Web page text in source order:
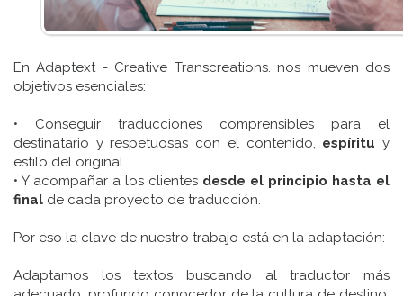
En Adaptext - Creative Transcreations. nos mueven dos
objetivos esenciales:
• Conseguir traducciones comprensibles para el
destinatario y respetuosas con el contenido, espíritu y
estilo del original.
• Y acompañar a los clientes desde el principio hasta el
final de cada proyecto de traducción.
Por eso la clave de nuestro trabajo está en la adaptación:
Adaptamos los textos buscando al traductor más